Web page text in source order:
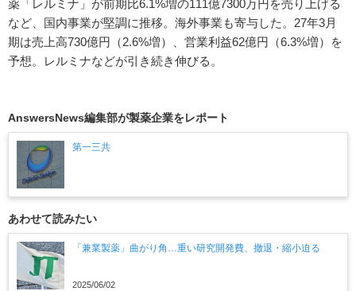
薬「レルミナ」が前期比6.1%増の111億7300万円を売り上げる
など、国内事業が堅調に推移。海外事業も寄与した。27年3月
期は売上高730億円（2.6%増）、営業利益62億円（6.3%増）を
予想。レルミナなどが引き続き伸びる。
AnswersNews編集部が製薬企業をレポート
第一三共
あわせて読みたい
「兼業製薬」曲がり角…重い研究開発費、撤退・縮小迫る
2025/06/02